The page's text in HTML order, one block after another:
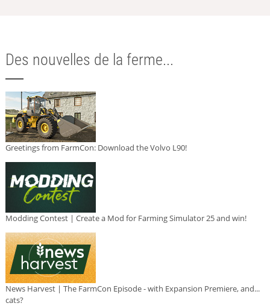
Des nouvelles de la ferme...
Greetings from FarmCon: Download the Volvo L90!
Modding Contest | Create a Mod for Farming Simulator 25 and win!
News Harvest | The FarmCon Episode - with Expansion Premiere, and...
cats?